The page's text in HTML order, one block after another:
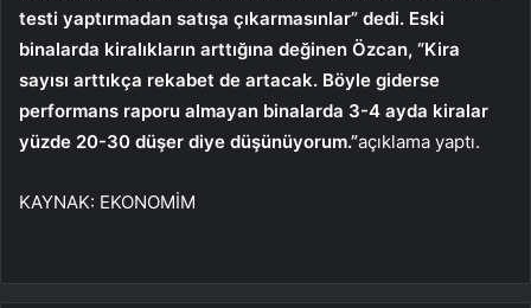
testi yaptırmadan satışa çıkarmasınlar” dedi. Eski
binalarda kiralıkların arttığına değinen Özcan, “Kira
sayısı arttıkça rekabet de artacak. Böyle giderse
performans raporu almayan binalarda 3-4 ayda kiralar
yüzde 20-30 düşer diye düşünüyorum.”açıklama yaptı.
KAYNAK: EKONOMİM